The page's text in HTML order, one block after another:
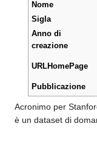
Nome
Sigla
Anno di
creazione
URLHomePage
Pubblicazione
Acronimo per
è un dataset di